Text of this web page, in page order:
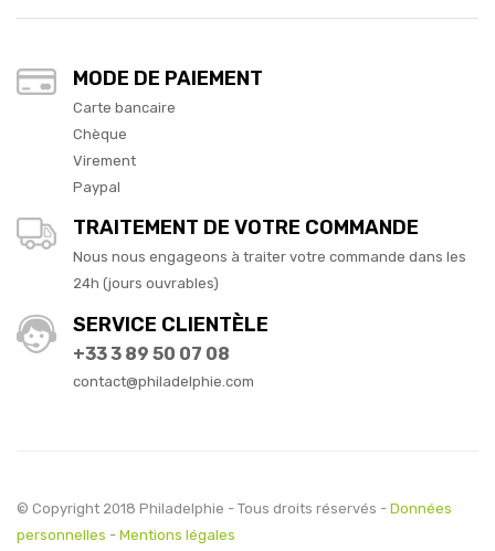
MODE DE PAIEMENT
Carte bancaire
Chèque
Virement
Paypal
TRAITEMENT DE VOTRE COMMANDE
Nous nous engageons à traiter votre commande dans les
24h (jours ouvrables)
SERVICE CLIENTÈLE
+33 3 89 50 07 08
contact@philadelphie.com
© Copyright 2018 Philadelphie - Tous droits réservés - Données
personnelles - Mentions légales